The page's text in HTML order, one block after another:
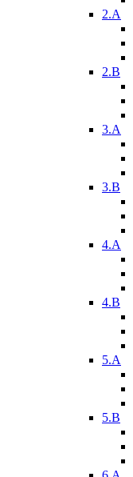
2.A
2.B
3.A
3.B
4.A
4.B
5.A
5.B